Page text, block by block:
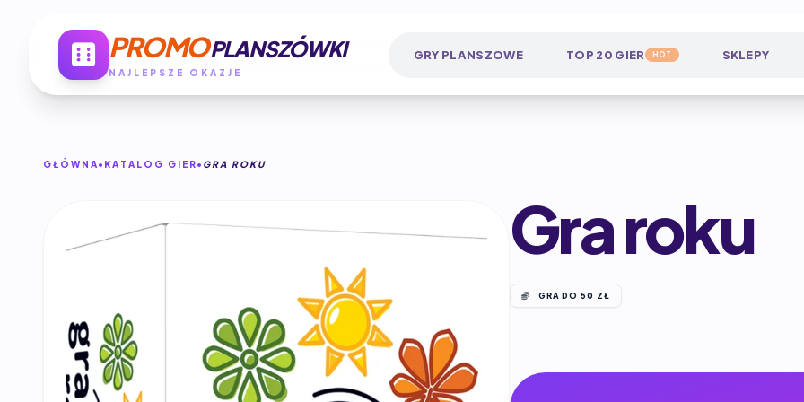
PROMOPLANSZÓWKI
NAJLEPSZE OKAZJE
GRY PLANSZOWE TOP 20 GIER HOT SKLEPY
GŁÓWNA KATALOG GIER GRA ROKU
Gra roku
GRA DO 50 ZŁ